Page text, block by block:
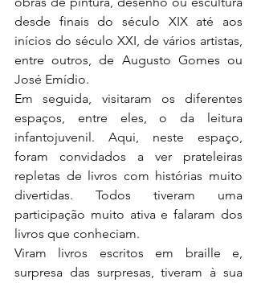
desde finais do século XIX até aos
inícios do século XXI, de vários artistas,
entre outros, de Augusto Gomes ou
José Emídio.
Em seguida, visitaram os diferentes
espaços, entre eles, o da leitura
infantojuvenil. Aqui, neste espaço,
foram convidados a ver prateleiras
repletas de livros com histórias muito
divertidas. Todos tiveram uma
participação muito ativa e falaram dos
livros que conheciam.
Viram livros escritos em braille e,
surpresa das surpresas, tiveram à sua